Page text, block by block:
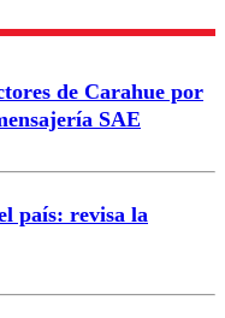
de Carahue por
SAE
país: revisa la